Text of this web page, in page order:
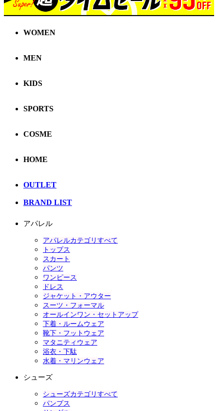
WOMEN
MEN
KIDS
SPORTS
COSME
HOME
OUTLET
BRAND LIST
アパレル
アパレルカテゴリすべて
トップス
スカート
パンツ
ワンピース
ドレス
ジャケット・アウター
スーツ・フォーマル
オールインワン・セットアップ
下着・ルームウェア
靴下・フットウェア
マタニティウェア
浴衣・下駄
水着・マリンウェア
シューズ
シューズカテゴリすべて
パンプス